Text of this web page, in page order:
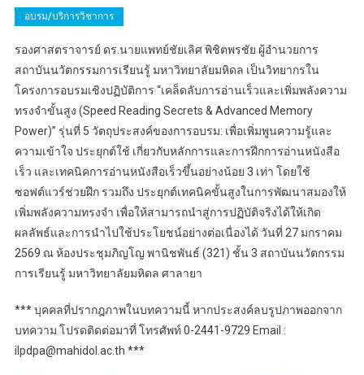
อบรม/บริการวิชาการ
รองศาสตราจารย์ ดร.นายแพทย์ชัยเลิศ พิชิตพรชัย ผู้อำนวยการ
สถาบันนวัตกรรมการเรียนรู้ มหาวิทยาลัยมหิดล เป็นวิทยากรใน
โครงการอบรมเชิงปฏิบัติการ “เคล็ดลับการอ่านเร็วและเพิ่มพลังความ
ทรงจำขั้นสูง (Speed Reading Secrets & Advanced Memory
Power)” รุ่นที่ 5 วัตถุประสงค์ของการอบรม: เพื่อเพิ่มพูนความรู้และ
ความเข้าใจ ประยุกต์ใช้ เกี่ยวกับหลักการและการฝึกการอ่านหนังสือ
เร็ว และเทคนิคการอ่านหนังสือเร็วขึ้นอย่างน้อย 3 เท่า โดยใช้
ซอฟต์แวร์ช่วยฝึก รวมถึง ประยุกต์เทคนิคขั้นสูงในการพัฒนาสมองให้
เพิ่มพลังความทรงจำ เพื่อให้สามารถนำสู่การปฏิบัติจริงได้ให้เกิด
ผลลัพธ์และการนำไปใช้ประโยชน์อย่างต่อเนื่องได้ วันที่ 27 มกราคม
2569 ณ ห้องประชุมภิญโญ พานิชพันธ์ (321) ชั้น 3 สถาบันนวัตกรรม
การเรียนรู้ มหาวิทยาลัยมหิดล ศาลายา
*** บุคคลที่ปรากฎภาพในบทความนี้ หากประสงค์ลบรูปภาพออกจาก
บทความ โปรดติดต่อมาที่ โทรศัพท์ 0-2441-9729 Email :
ilpdpa@mahidol.ac.th ***